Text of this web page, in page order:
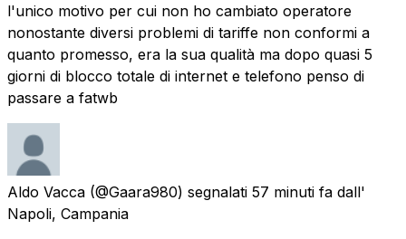
l'unico motivo per cui non ho cambiato operatore
nonostante diversi problemi di tariffe non conformi a
quanto promesso, era la sua qualità ma dopo quasi 5
giorni di blocco totale di internet e telefono penso di
passare a fatwb
Aldo Vacca (@Gaara980) segnalati 57 minuti fa dall'
Napoli, Campania